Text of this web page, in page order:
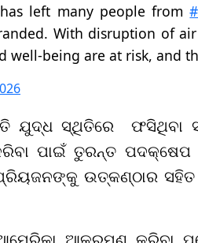
left many people from
With disruption of
well-being are at risk, and
ଯୁଦ୍ଧ ସ୍ଥିତିରେ ଫସିଥିବା
ପାଇଁ ତୁରନ୍ତ
ଉତ୍କଣ୍ଠାର
ଆକ୍ରମଣ କରିବା